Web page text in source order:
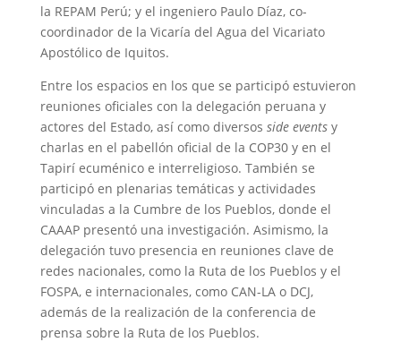
la REPAM Perú; y el ingeniero Paulo Díaz, co-
coordinador de la Vicaría del Agua del Vicariato
Apostólico de Iquitos.
Entre los espacios en los que se participó estuvieron
reuniones oficiales con la delegación peruana y
actores del Estado, así como diversos side eventsy
charlas en el pabellón oficial de la COP30 y en el
Tapirí ecuménico e interreligioso. También se
participó en plenarias temáticas y actividades
vinculadas a la Cumbre de los Pueblos, donde el
CAAAP presentó una investigación. Asimismo, la
delegación tuvo presencia en reuniones clave de
redes nacionales, como la Ruta de los Pueblos y el
FOSPA, e internacionales, como CAN-LA o DCJ,
además de la realización de la conferencia de
prensa sobre la Ruta de los Pueblos.